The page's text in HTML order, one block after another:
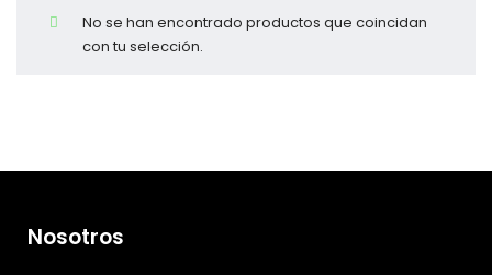
No se han encontrado productos que coincidan
con tu selección.
Nosotros